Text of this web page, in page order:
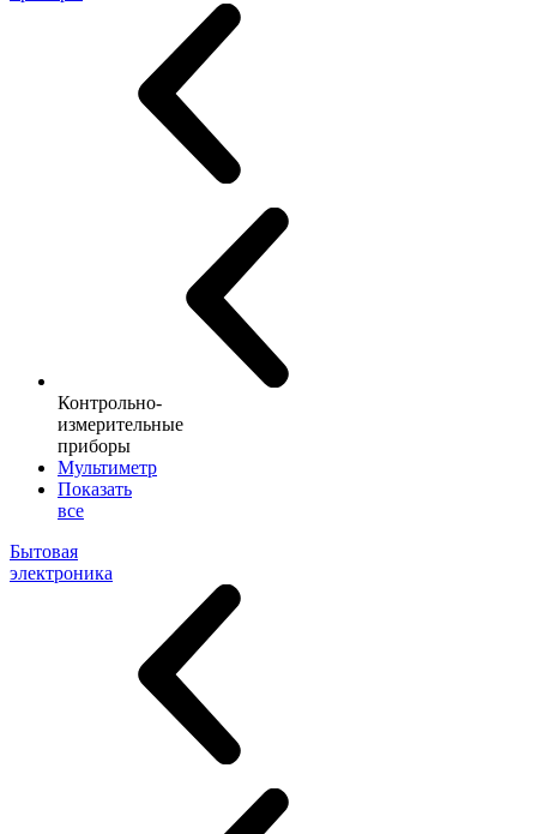
Контрольно-
измерительные
приборы
Мультиметр
Показать
все
Бытовая
электроника